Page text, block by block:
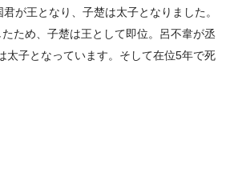
が王となり、子楚は太子となりました。
ため、子楚は王として即位。呂不韋が丞
太子となっています。そして在位5年で死